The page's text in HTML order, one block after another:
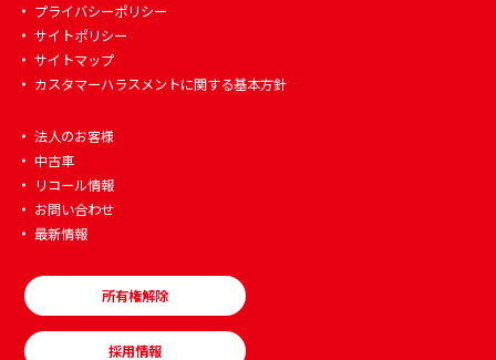
プライバシーポリシー
サイトポリシー
サイトマップ
カスタマーハラスメントに関する基本方針
法人のお客様
中古車
リコール情報
お問い合わせ
最新情報
所有権解除
採用情報